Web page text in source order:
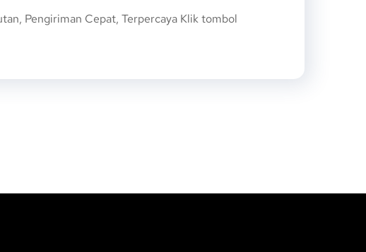
Pengiriman Cepat, Terpercaya Klik tombol